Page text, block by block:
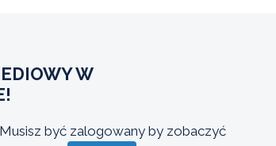
W
Musisz być zalogowany by zobaczyć